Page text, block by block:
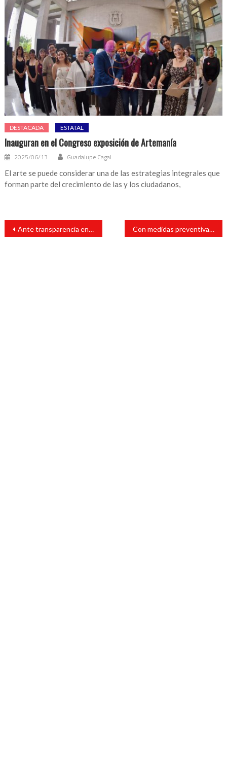
DESTACADA ESTATAL
Inauguran en el Congreso exposición de Artemanía
2025/06/13 Guadalupe Cagal
El arte se puede considerar una de las estrategias integrales que
forman parte del crecimiento de las y los ciudadanos,
Navegación
entradas
Ante transparencia en el uso de recursos, Federación adelanta 320 mdp para obras educativas en Veracruz Con medidas preventivas, realizan diputados actividades